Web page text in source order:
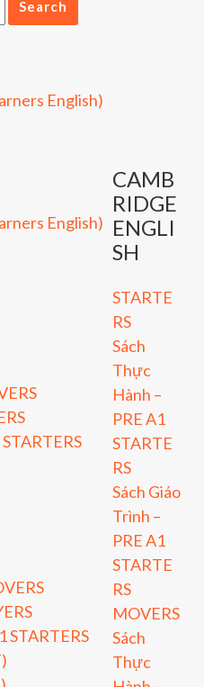
English)
English)
STARTERS
CAMB
RIDGE
ENGLI
SH
STARTE
RS
Sách
Thực
Hành –
PRE A1
STARTE
RS
Sách Giáo
Trình –
PRE A1
STARTE
RS
MOVERS
Sách
Thực